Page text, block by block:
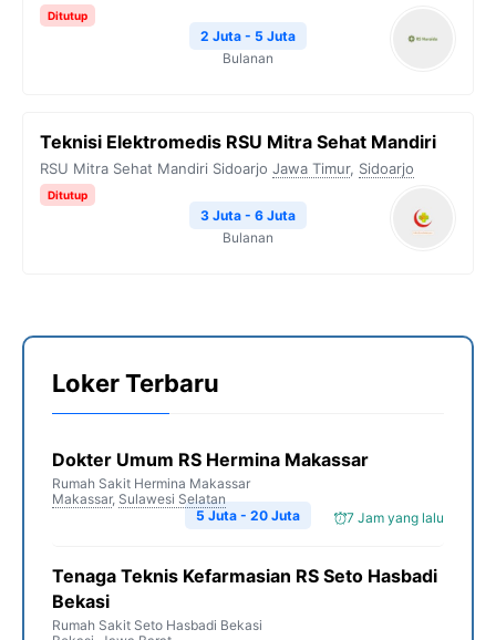
Ditutup
2 Juta - 5 Juta
Bulanan
Teknisi Elektromedis RSU Mitra Sehat Mandiri
RSU Mitra Sehat Mandiri Sidoarjo Jawa Timur, Sidoarjo
Ditutup
3 Juta - 6 Juta
Bulanan
Loker Terbaru
Dokter Umum RS Hermina Makassar
Rumah Sakit Hermina Makassar
Makassar, Sulawesi Selatan
7 Jam yang lalu
5 Juta - 20 Juta
Tenaga Teknis Kefarmasian RS Seto Hasbadi
Bekasi
Rumah Sakit Seto Hasbadi Bekasi